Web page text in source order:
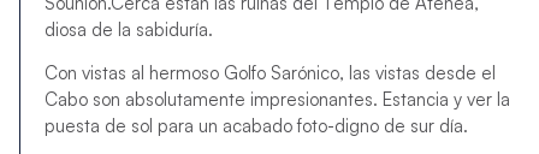
diosa de la sabiduría.
Con vistas al hermoso Golfo Sarónico, las vistas desde el
Cabo son absolutamente impresionantes. Estancia y ver la
puesta de sol para un acabado foto-digno de sur día.